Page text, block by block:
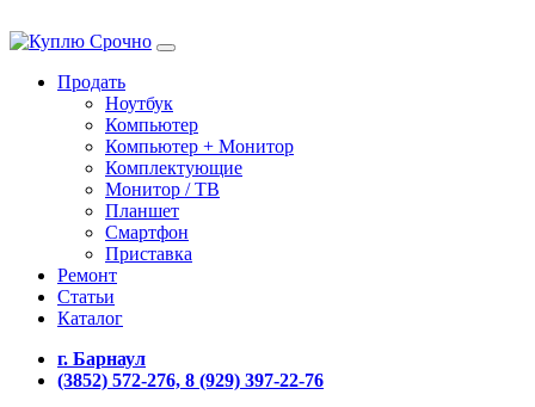
Продать
Ноутбук
Компьютер
Компьютер + Монитор
Комплектующие
Монитор / ТВ
Планшет
Смартфон
Приставка
Ремонт
Статьи
Каталог
г. Барнаул
(3852) 572-276, 8 (929) 397-22-76